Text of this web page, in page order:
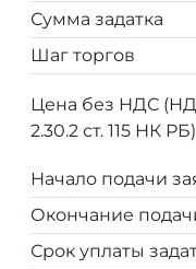
Сумма задатка
Шаг торгов
Цена без НДС
2.30.2 ст. 115 НК РБ)
Начало подачи
Окончание
Срок уплаты